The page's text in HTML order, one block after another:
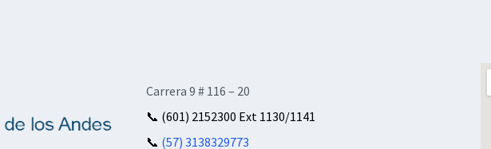
Carrera 9 # 116 – 20
📞 (601) 2152300 Ext 1130/1141
📞 (57) 3138329773